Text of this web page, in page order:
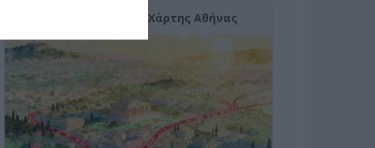
Κίνηση Τώρα: Live Χάρτης Αθήνας